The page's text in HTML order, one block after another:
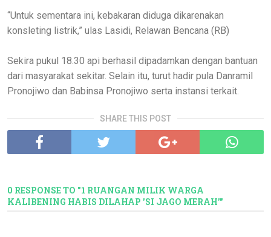
“Untuk sementara ini, kebakaran diduga dikarenakan
konsleting listrik,” ulas Lasidi, Relawan Bencana (RB)
Sekira pukul 18.30 api berhasil dipadamkan dengan bantuan
dari masyarakat sekitar. Selain itu, turut hadir pula Danramil
Pronojiwo dan Babinsa Pronojiwo serta instansi terkait.
SHARE THIS POST
0 RESPONSE TO "1 RUANGAN MILIK WARGA
KALIBENING HABIS DILAHAP 'SI JAGO MERAH'"